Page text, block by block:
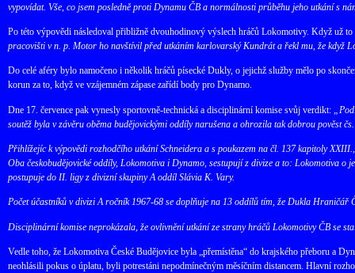
vypovídat. Vše, co jsem posledně proti Dynamu ČB a normálnosti průběhu jeho utkání s
Po této výpovědi následoval přibližně dvouhodinový výslech hráčů Lokomotivy. Když už
pracovišti v n. p. Motor ho navštívil před utkáním karlovarský Kundrát a řekl mu, že když
Do celé aféry bylo namočeno i několik hráčů písecké Dukly, o jejichž služby mělo po
korun za to, když ve vzájemném zápase zařídí body pro Dynamo.
Dne 17. července pak vynesly sportovně-technická a disciplinární komise svůj verdikt:
soutěž byla v závěru oběma budějovickými oddíly narušena a ohrozila tak dobrou pověst
Přihlížejíc k výpovědi rozhodčího utkání Schneidera a s poukazem na čl. 137 kapitoly
Oba českobudějovické oddíly, Lokomotiva i Dynamo, sestupují z divize a to: Lokomotiva
postupuje do II. ligy z divizní skupiny A oddíl Slávia K. Vary.
Počet účastníků v divizi A ročník 1967-68 se doplňuje na 13 oddílů tím, že Dukla Hraničář
Disciplinární komise neprokázala, že ovlivnění utkání ze strany hráčů Lokomotivy ČB se
Vedle toho, že Lokomotiva České Budějovice byla „přemístěna“ do krajského přeboru a
neohlásili pokus o úplatu, byli potrestáni nepodmínečným měsíčním distancem. Hlavní